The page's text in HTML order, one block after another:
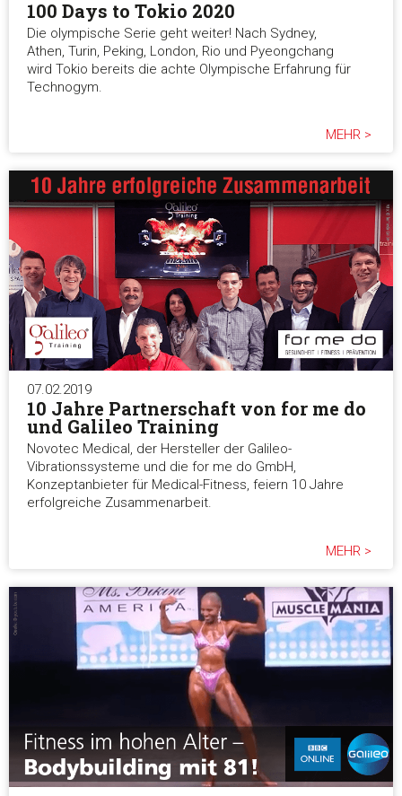
100 Days to Tokio 2020
Die olympische Serie geht weiter! Nach Sydney,
Athen, Turin, Peking, London, Rio und Pyeongchang
wird Tokio bereits die achte Olympische Erfahrung für
Technogym.
MEHR >
07.02.2019
10 Jahre Partnerschaft von for me do
und Galileo Training
Novotec Medical, der Hersteller der Galileo-
Vibrationssysteme und die for me do GmbH,
Konzeptanbieter für Medical-Fitness, feiern 10 Jahre
erfolgreiche Zusammenarbeit.
MEHR >